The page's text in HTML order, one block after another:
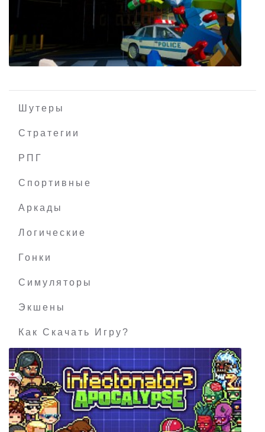
Life is Feudal Forest Village
Шутеры
Стратегии
РПГ
Спортивные
Аркады
Логические
Гонки
Симуляторы
Экшены
Как Скачать Игру?